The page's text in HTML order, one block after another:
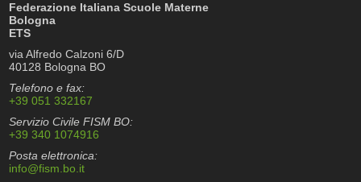
Federazione Italiana Scuole Materne
Bologna
ETS
via Alfredo Calzoni 6/D
40128 Bologna BO
Telefono e fax:
+39 051 332167
Servizio Civile FISM BO:
+39 340 1074916
Posta elettronica:
info@fism.bo.it